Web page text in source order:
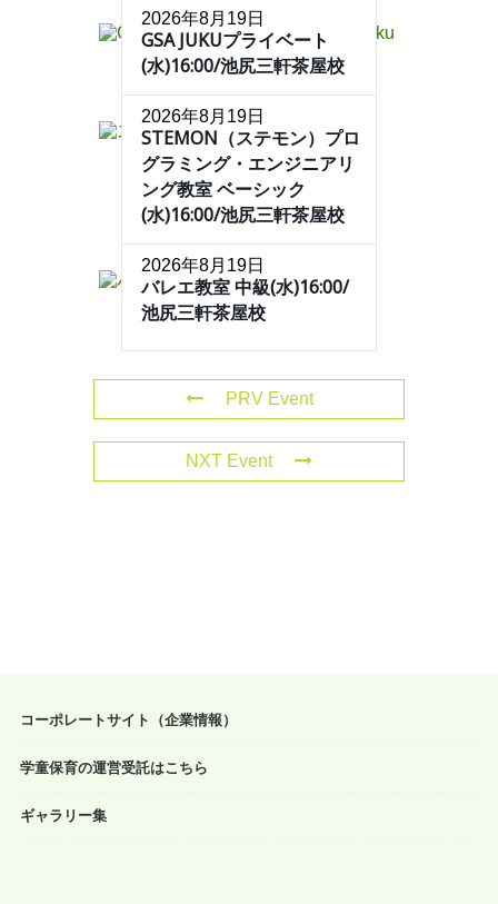
2026年8月19日
GSA JUKUプライベート
(水)16:00/池尻三軒茶屋校
2026年8月19日
STEMON（ステモン）プロ
グラミング・エンジニアリ
ング教室 ベーシック
(水)16:00/池尻三軒茶屋校
2026年8月19日
バレエ教室 中級(水)16:00/
池尻三軒茶屋校
PRV Event
NXT Event
コーポレートサイト（企業情報）
学童保育の運営受託はこちら
ギャラリー集